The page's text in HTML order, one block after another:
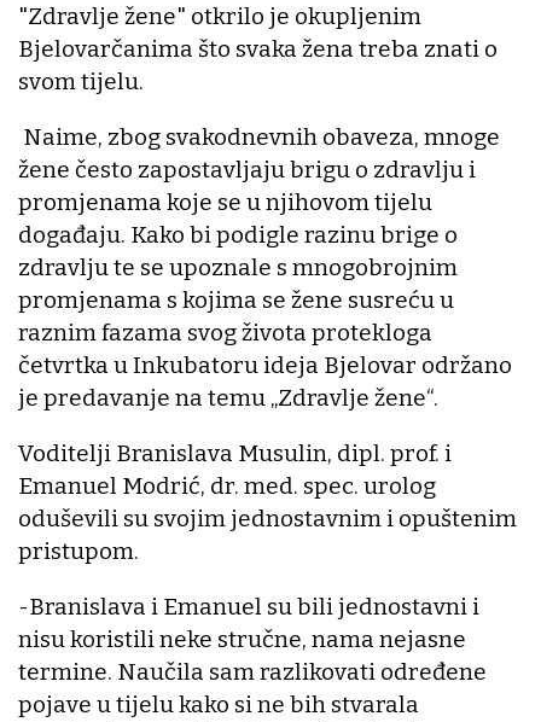
"Zdravlje žene" otkrilo je okupljenim
Bjelovarčanima što svaka žena treba znati o
svom tijelu.
Naime, zbog svakodnevnih obaveza, mnoge
žene često zapostavljaju brigu o zdravlju i
promjenama koje se u njihovom tijelu
događaju. Kako bi podigle razinu brige o
zdravlju te se upoznale s mnogobrojnim
promjenama s kojima se žene susreću u
raznim fazama svog života protekloga
četvrtka u Inkubatoru ideja Bjelovar održano
je predavanje na temu „Zdravlje žene“.
Voditelji Branislava Musulin, dipl. prof. i
Emanuel Modrić, dr. med. spec. urolog
oduševili su svojim jednostavnim i opuštenim
pristupom.
-Branislava i Emanuel su bili jednostavni i
nisu koristili neke stručne, nama nejasne
termine. Naučila sam razlikovati određene
pojave u tijelu kako si ne bih stvarala